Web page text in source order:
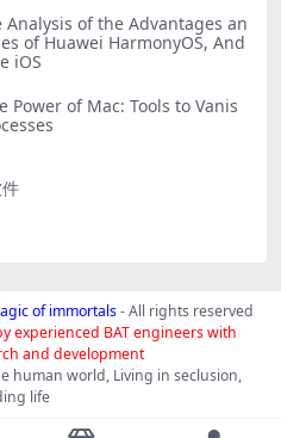
Analysis of the Advantages an
of Huawei HarmonyOS, And
iOS
Power of Mac: Tools to Vanis
of immortals- All rights reserved
experienced BAT engineers with
and development
human world, Living in seclusion,
life